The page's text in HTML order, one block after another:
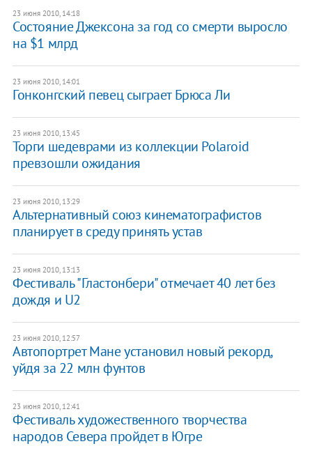
23 июня 2010, 14:18
Состояние Джексона за год со смерти выросло
на $1 млрд
23 июня 2010, 14:01
Гонконгский певец сыграет Брюса Ли
23 июня 2010, 13:45
Торги шедеврами из коллекции Polaroid
превзошли ожидания
23 июня 2010, 13:29
Альтернативный союз кинематографистов
планирует в среду принять устав
23 июня 2010, 13:13
Фестиваль "Гластонбери" отмечает 40 лет без
дождя и U2
23 июня 2010, 12:57
Автопортрет Мане установил новый рекорд,
уйдя за 22 млн фунтов
23 июня 2010, 12:41
Фестиваль художественного творчества
народов Севера пройдет в Югре